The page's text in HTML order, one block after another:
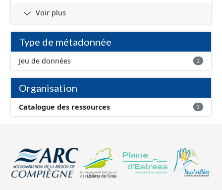
Voir plus
Type de métadonnée
Jeu de données 2
Organisation
Catalogue des ressources 2